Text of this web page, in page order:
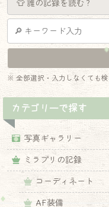
※ 全部選択・入力しなくても検
カテゴリーで探す
写真ギャラリー
ミラプリの記録
コーディネート
AF装備